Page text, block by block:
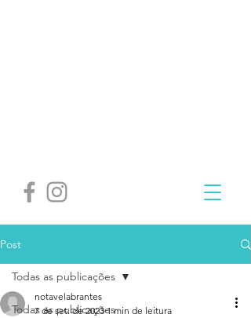
Post
Todas as publicações
Todas as publicações
notavelabrantes
7 de set. de 2023 1 min de leitura